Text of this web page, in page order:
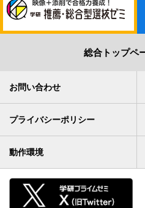
総合トップペ
お問い合わせ
プライバシーポリシー
動作環境